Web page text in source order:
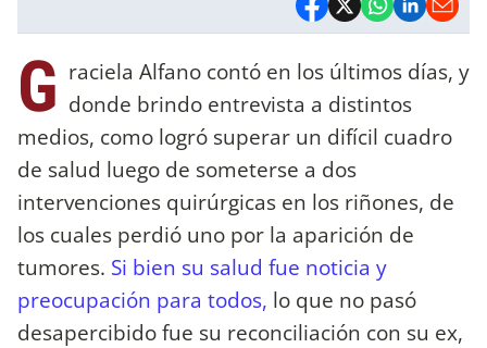
G raciela Alfano contó en los últimos días, y
donde brindo entrevista a distintos
medios, como logró superar un difícil cuadro
de salud luego de someterse a dos
intervenciones quirúrgicas en los riñones, de
los cuales perdió uno por la aparición de
tumores. Si bien su salud fue noticia y
preocupación para todos, lo que no pasó
desapercibido fue su reconciliación con su ex,